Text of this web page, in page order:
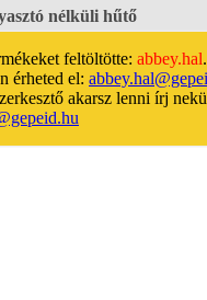
nélküli hűtő
feltöltötte: abbey.hal
érheted el:
akarsz lenni írj